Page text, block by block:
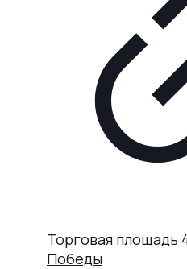
Торговая площадь
Победы